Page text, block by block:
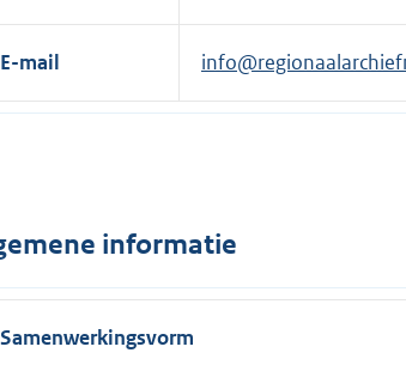
x
t
r
i
k
E-mail
informatie
Samenwerkingsvorm